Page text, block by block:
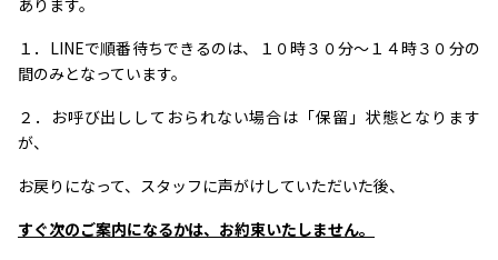
あります。
１．LINEで順番待ちできるのは、１０時３０分～１４時３０分の
間のみとなっています。
２．お呼び出ししておられない場合は「保留」状態となります
が、
お戻りになって、スタッフに声がけしていただいた後、
すぐ次のご案内になるかは、お約束いたしません。